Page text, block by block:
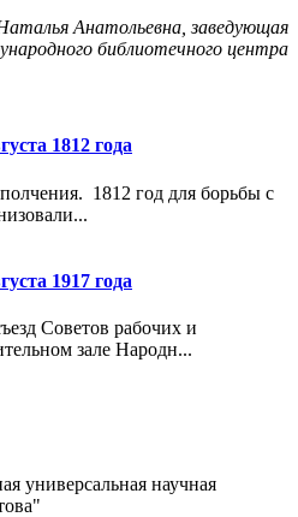
Анатольевна, заведующая
библиотечного центра
1812 года
1812 год для борьбы с
1917 года
Советов рабочих и
зале Народн...
универсальная научная